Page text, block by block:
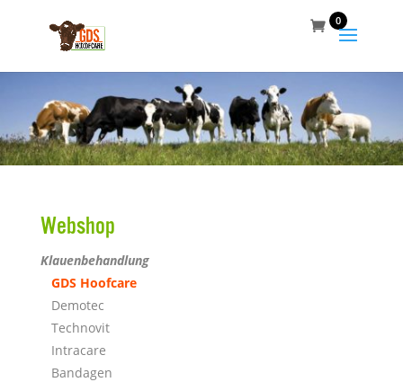
0
Webshop
Klauenbehandlung
GDS Hoofcare
Demotec
Technovit
Intracare
Bandagen